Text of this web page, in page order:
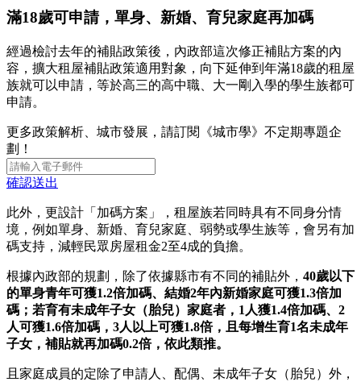
滿18歲可申請，單身、新婚、育兒家庭再加碼
經過檢討去年的補貼政策後，內政部這次修正補貼方案的內
容，擴大租屋補貼政策適用對象，向下延伸到年滿18歲的租屋
族就可以申請，等於高三的高中職、大一剛入學的學生族都可
申請。
更多政策解析、城市發展，請訂閱《城市學》不定期專題企
劃！
確認送出
此外，更設計「加碼方案」，租屋族若同時具有不同身分情
境，例如單身、新婚、育兒家庭、弱勢或學生族等，會另有加
碼支持，減輕民眾房屋租金2至4成的負擔。
根據內政部的規劃，除了依據縣市有不同的補貼外， 40歲以下
的單身青年可獲1.2倍加碼、結婚2年內新婚家庭可獲1.3倍加
碼；若育有未成年子女（胎兒）家庭者，1人獲1.4倍加碼、2
人可獲1.6倍加碼，3人以上可獲1.8倍，且每增生育1名未成年
子女，補貼就再加碼0.2倍，依此類推。
且家庭成員的定除了申請人、配偶、未成年子女（胎兒）外，